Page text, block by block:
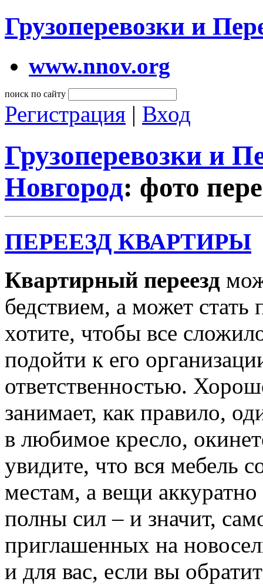
Грузоперевозки и
www.nnov.org
поиск по сайту
Регистрация | Вход
Грузоперевозки и
Новгород: фото
ПЕРЕЕЗД КВАРТИРЫ
Квартирный переезд
бедствием, а может
хотите, чтобы все
подойти к его
ответственностью.
занимает, как правило,
в любимое кресло,
увидите, что вся мебель
местам, а вещи
полны сил – и значит,
приглашенных на
и для вас, если вы